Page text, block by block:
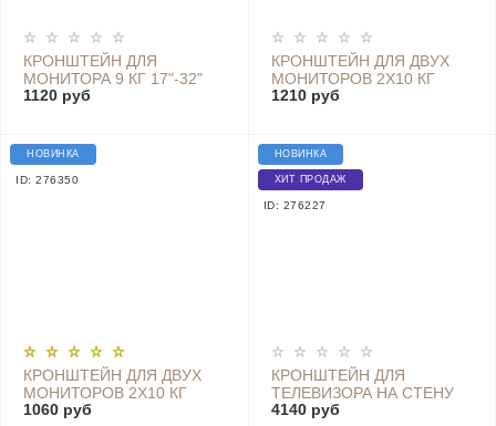
КРОНШТЕЙН ДЛЯ
МОНИТОРА 9 КГ 17"-32"
VESA 100X100 75X75
1120 руб
КРОНШТЕЙН ДЛЯ ДВУХ
МОНИТОРОВ 2Х10 КГ
НАСТОЛЬНЫЙ 17"-32"
1210 руб
НОВИНКА
ID: 276350
КРОНШТЕЙН ДЛЯ ДВУХ
МОНИТОРОВ 2Х10 КГ
17"-32" VESA 100X100
1060 руб
НОВИНКА
ХИТ ПРОДАЖ
ID: 276227
КРОНШТЕЙН ДЛЯ
ТЕЛЕВИЗОРА НА СТЕНУ
ПОВОРОТНЫЙ GODOO
4140 руб